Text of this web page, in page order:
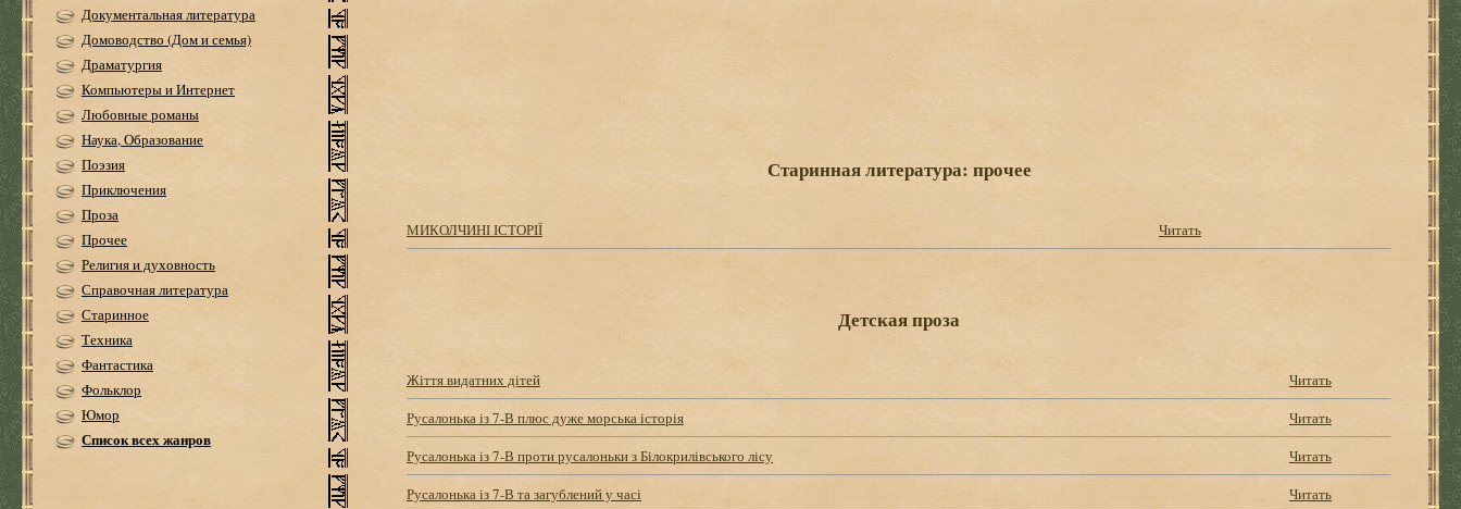
Документальная литература
Домоводство (Дом и семья)
Драматургия
Компьютеры и Интернет
Любовные романы
Наука, Образование
Поэзия
Приключения
Проза
Прочее
Религия и духовность
Справочная литература
Старинное
Техника
Фантастика
Фольклор
Юмор
Список всех жанров
Старинная литература: прочее
МИКОЛЧИНІ ІСТОРІЇ Читать
Детская проза
Жіття видатних дітей
Читать
Русалонька із 7-В плюс дуже морська історія
Читать
Русалонька із 7-В проти русалоньки з Білокрилівського лісу
Читать
Русалонька із 7-В та загублений у часі
Читать